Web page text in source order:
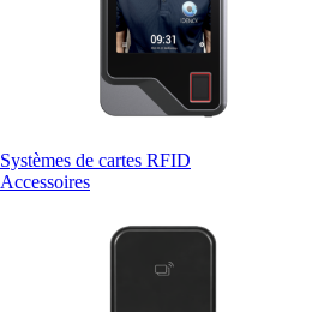
Systèmes de cartes RFID
Accessoires